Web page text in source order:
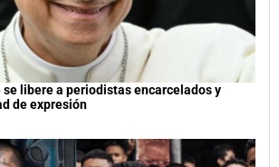
se libere a periodistas encarcelados y
de expresión